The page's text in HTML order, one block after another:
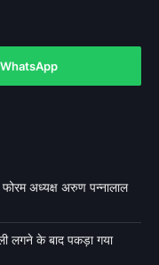
WhatsApp
अध्यक्ष अरुण पन्नालाल
लगने के बाद पकड़ा गया